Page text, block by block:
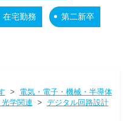
在宅勤務 第二新卒
> 電気・電子・機械・半導体
学関連 > デジタル回路設計